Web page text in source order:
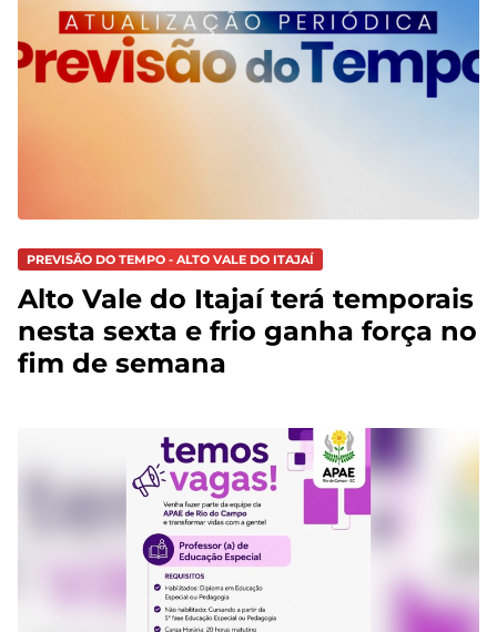
PREVISÃO DO TEMPO - ALTO VALE DO ITAJAÍ
Alto Vale do Itajaí terá temporais
nesta sexta e frio ganha força no
fim de semana